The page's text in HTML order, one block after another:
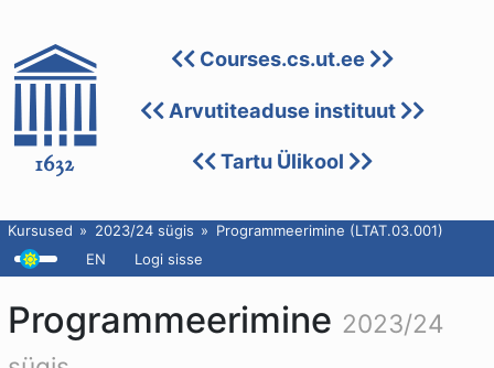
Courses.cs.ut.ee
Arvutiteaduse instituut
Tartu Ülikool
Kursused 2023/24 sügis
Programmeerimine (LTAT.03.001)
EN
Logi sisse
Programmeerimine 2023/24